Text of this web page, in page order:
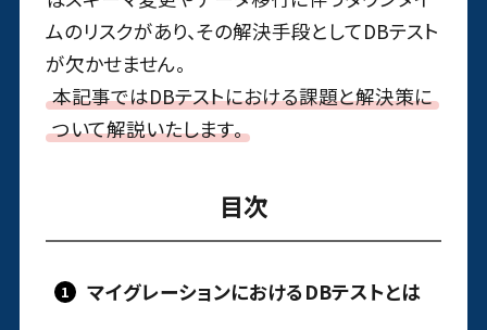
ムのリスクがあり、その解決手段としてDBテスト
が欠かせません。
本記事ではDBテストにおける課題と解決策に
ついて解説いたします。
目次
マイグレーションにおけるDBテストとは